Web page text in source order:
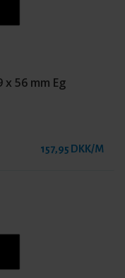
56 mm Eg
157,95 DKK/M